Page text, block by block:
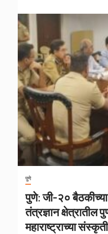
पुणे
पुणे: जी-२० बैठकीच्या
तंत्रज्ञान क्षेत्रातील
महाराष्ट्राच्या